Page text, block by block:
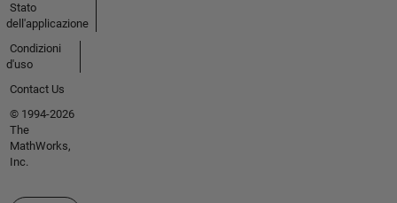
Stato
dell'applicazione
Condizioni
d'uso
Contact Us
© 1994-2026
The
MathWorks,
Inc.